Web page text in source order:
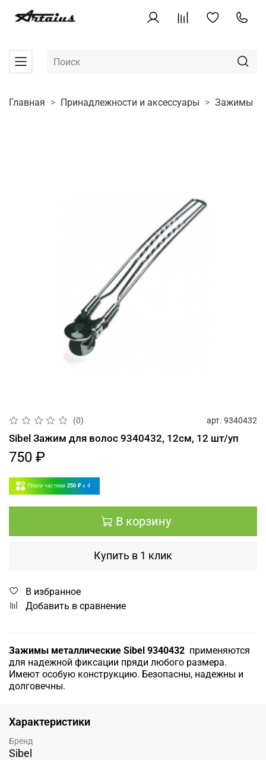
Главная Принадлежности и аксессуары Зажимы
(0) арт. 9340432
Sibel Зажим для волос 9340432, 12см, 12 шт/уп
750 ₽
Плати частями 250 ₽ x 4
В корзину
Купить в 1 клик
В избранное
Добавить в сравнение
Зажимы металлические Sibel 9340432 применяются
для надежной фиксации пряди любого размера.
Имеют особую конструкцию. Безопасны, надежны и
долговечны.
Характеристики
Бренд
Sibel